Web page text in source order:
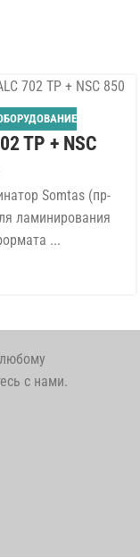
TP + NSC
Somtas (пр-
ламинирования
...
с нами.